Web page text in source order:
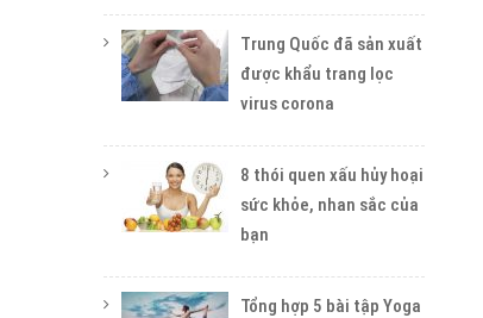
Trung Quốc đã sản xuất
được khẩu trang lọc
virus corona
8 thói quen xấu hủy hoại
sức khỏe, nhan sắc của
bạn
Tổng hợp 5 bài tập Yoga